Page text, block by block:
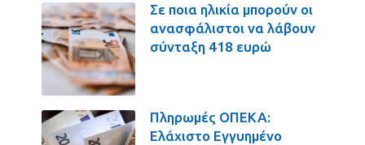
Σε ποια ηλικία μπορούν οι
ανασφάλιστοι να λάβουν
σύνταξη 418 ευρώ
Πληρωμές ΟΠΕΚΑ:
Ελάχιστο Εγγυημένο